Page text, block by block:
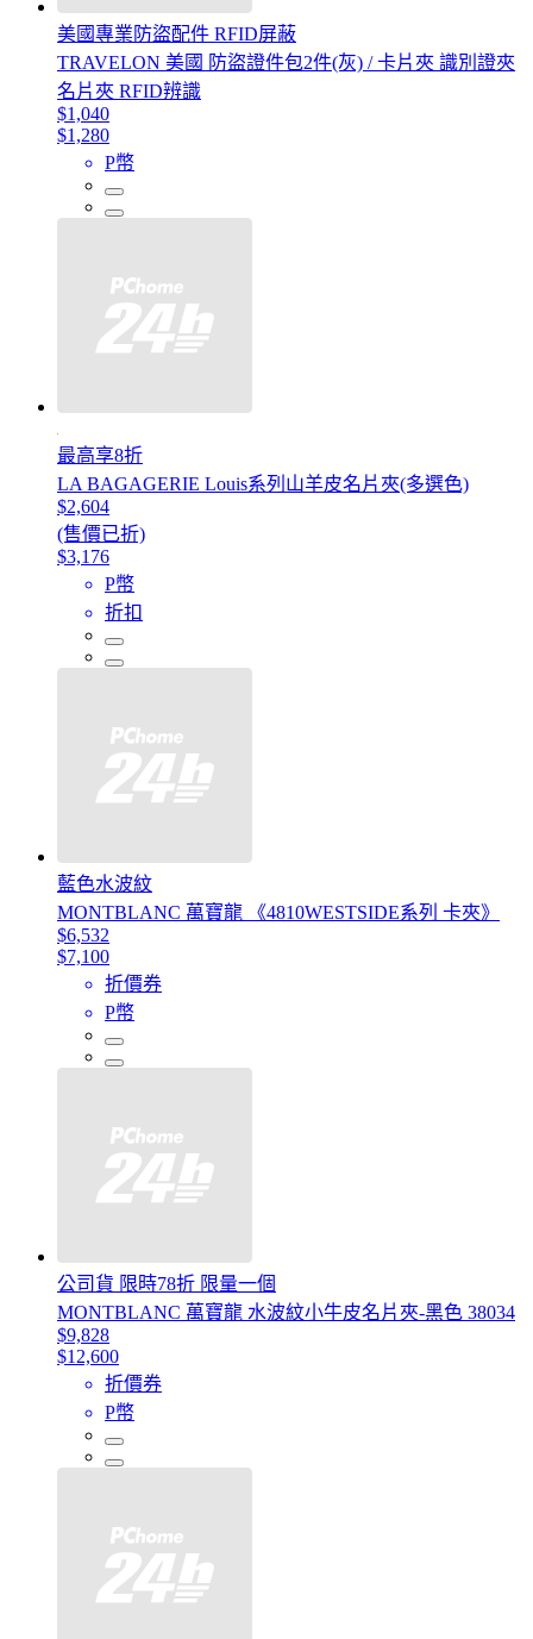
美國專業防盜配件 RFID屏蔽
TRAVELON 美國 防盜證件包2件(灰) / 卡片夾 識別證夾
名片夾 RFID辨識
$1,040
$1,280
P幣
最高享8折
LA BAGAGERIE Louis系列山羊皮名片夾(多選色)
$2,604
(售價已折)
$3,176
P幣
折扣
藍色水波紋
MONTBLANC 萬寶龍 《4810WESTSIDE系列 卡夾》
$6,532
$7,100
折價券
P幣
公司貨 限時78折 限量一個
MONTBLANC 萬寶龍 水波紋小牛皮名片夾-黑色 38034
$9,828
$12,600
折價券
P幣